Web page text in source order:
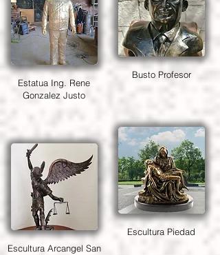
Estatua Ing. Rene
Gonzalez Justo
Escultura Arcangel San
Busto Profesor
Escultura Piedad